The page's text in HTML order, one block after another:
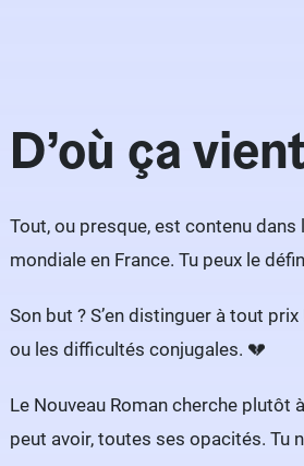
D’où ça
Tout, ou presque, est contenu dans
mondiale en France. Tu peux le
Son but ? S’en distinguer à tout prix
ou les difficultés conjugales. 💔
Le Nouveau Roman cherche plutôt
peut avoir, toutes ses opacités. Tu